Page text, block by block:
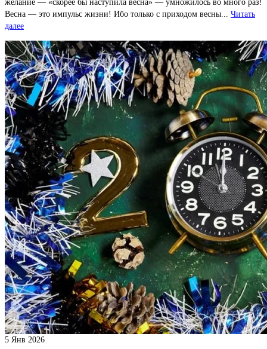
желание — «скорее бы наступила весна» — умножилось во много раз!
Весна — это импульс жизни! Ибо только с приходом весны... Читать
далее
5 Янв 2026